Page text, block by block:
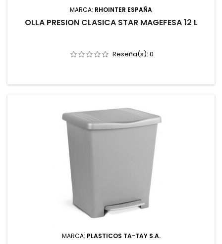
MARCA: RHOINTER ESPAÑA
OLLA PRESION CLASICA STAR MAGEFESA 12 L
Reseña(s): 0
MARCA: PLASTICOS TA-TAY S.A.